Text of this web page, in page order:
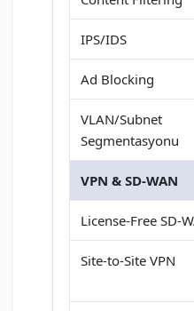
IPS/IDS
Ad Blocking
VLAN/Subnet
Segmentasyonu
VPN & SD-WAN
License-Free SD-
Site-to-Site VPN